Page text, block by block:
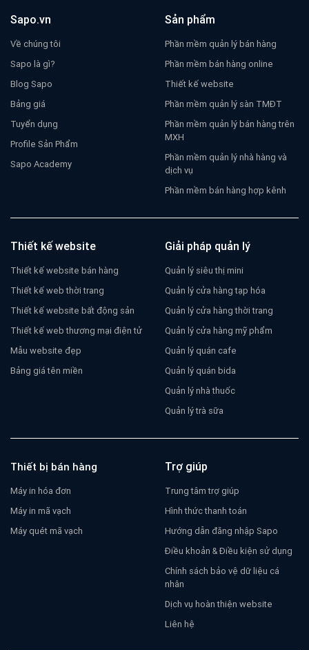
Sapo.vn
Về chúng tôi
Sapo là gì?
Blog Sapo
Bảng giá
Tuyển dụng
Profile Sản Phẩm
Sapo Academy
Sản phẩm
Phần mềm quản lý bán hàng
Phần mềm bán hàng online
Thiết kế website
Phần mềm quản lý sàn TMĐT
Phần mềm quản lý bán hàng trên
MXH
Phần mềm quản lý nhà hàng và
dịch vụ
Phần mềm bán hàng hợp kênh
Thiết kế website
Thiết kế website bán hàng
Thiết kế web thời trang
Thiết kế website bất động sản
Thiết kế web thương mại điện tử
Mẫu website đẹp
Bảng giá tên miền
Giải pháp quản lý
Quản lý siêu thị mini
Quản lý cửa hàng tạp hóa
Quản lý cửa hàng thời trang
Quản lý cửa hàng mỹ phẩm
Quản lý quán cafe
Quản lý quán bida
Quản lý nhà thuốc
Quản lý trà sữa
Thiết bị bán hàng
Máy in hóa đơn
Máy in mã vạch
Máy quét mã vạch
Trợ giúp
Trung tâm trợ giúp
Hình thức thanh toán
Hướng dẫn đăng nhập Sapo
Điều khoản & Điều kiện sử dụng
Chính sách bảo vệ dữ liệu cá
nhân
Dịch vụ hoàn thiện website
Liên hệ